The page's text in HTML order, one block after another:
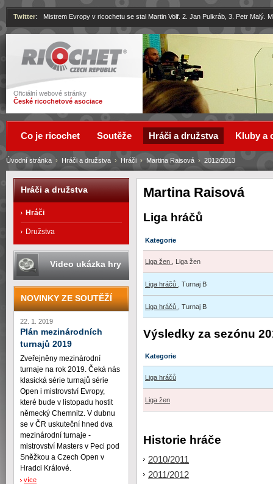
Ricochet
Oficiální webové stránky
České ricochetové asociace
Twitter: Mistrem Evropy v ricochetu se stal Martin Volf. 2. Jan Pulkráb, 3. Petr Malý.
Martina Raisová
Liga hráčů
Kategorie
Liga žen , Liga žen
Liga hráčů , Turnaj B
Liga hráčů , Turnaj B
Výsledky za sezónu
Kategorie
Liga hráčů
Liga žen
Historie hráče
2010/2011
2011/2012
Úvodní stránka › Hráči a družstva › Hráči › Martina Raisová › 2012/2013
Co je ricochet Soutěže Hráči a družstva Kluby a
Hráči a družstva
Hráči
Družstva
Video ukázka hry
NOVINKY ZE SOUTĚŽÍ
22. 1. 2019
Plán mezinárodních
turnajů 2019
Zveřejněny mezinárodní
turnaje na rok 2019. Čeká nás
klasická série turnajů série
Open i mistrovství Evropy,
které bude v listopadu hostit
německý Chemnitz. V dubnu
se v ČR uskuteční hned dva
mezinárodní turnaje -
mistrovství Masters v Peci pod
Sněžkou a Czech Open v
Hradci Králové.
více